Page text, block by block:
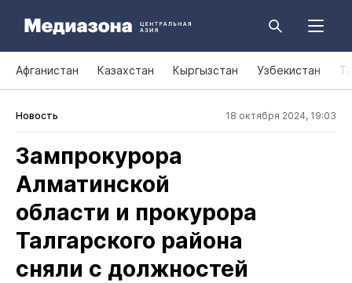
Афганистан Казахстан Кыргызстан Узбекистан
Новость 18 октября 2024, 19:03
Зампрокурора
Алматинской
области и прокурора
Талгарского района
сняли с должностей